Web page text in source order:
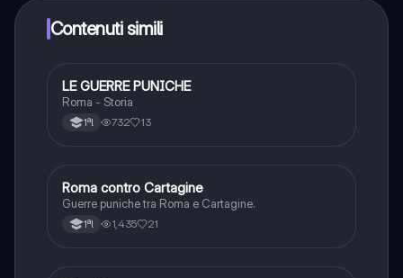
Knowunity Premium, che consente di studiare senza
alcun limite!!
Contenuti simili
Storia
LE GUERRE PUNICHE
Roma - Storia
1ªl 732 13
Storia
Roma contro Cartagine
Guerre puniche tra Roma e Cartagine.
1ªl 1,435 21